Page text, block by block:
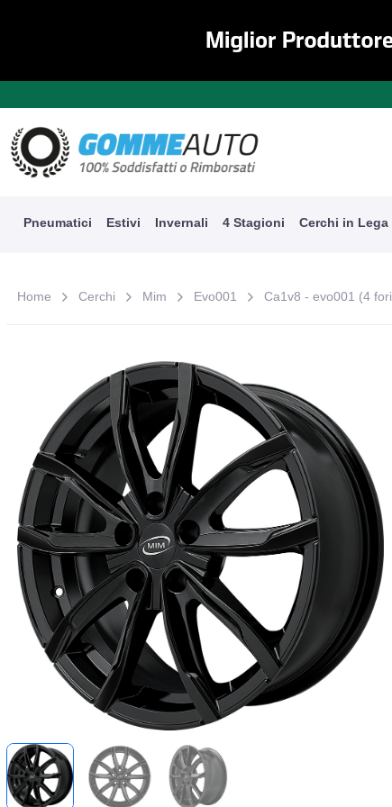
Pneumatici Estivi Invernali 4 Stagioni Cerchi in Lega
Home Cerchi Mim Evo001 Ca1v8 - evo001 (4